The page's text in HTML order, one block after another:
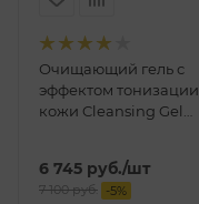
Очищающий гель с
эффектом тонизации
кожи Cleansing Gel
6 745 руб./шт
7 100руб. -5%